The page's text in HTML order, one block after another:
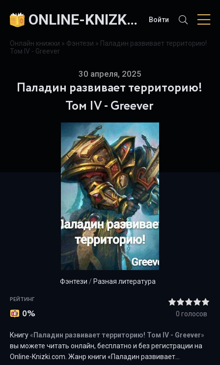
ONLINE-KNIZKI.COM Войти
Онлайн книжки » Фэнтези » Паладин развивает территорию!
Том IV - Greever
Паладин развивает территорию!
Том IV - Greever
30 апреля, 2025
Фэнтези / Разная литература
РЕЙТИНГ
0% 0 голосов
Книгу « Паладин развивает территорию! Том IV - Greever»
вы можете читать онлайн, бесплатно и без регистрации на
Оnline-Knizki.com. Жанр книги «Паладин развивает